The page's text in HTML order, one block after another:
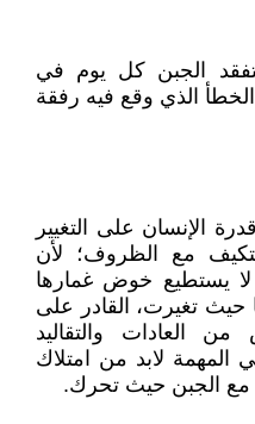
الجبن كل يوم في
الذي وقع فيه رفقة
الإنسان على التغيير
مع الظروف؛ لأن
لا يستطيع خوض غمارها
حيث تغيرت، القادر على
العادات والتقاليد
المهمة لابد من امتلاك
مع الجبن حيث تحرك.